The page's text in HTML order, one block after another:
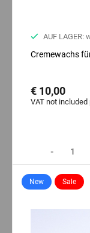
AUF LAGER:
Cremewachs
€ 10,00
VAT not included
-
New Sale